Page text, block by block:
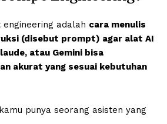
adalah cara menulis
(disebut prompt) agar alat AI
atau Gemini bisa
akurat yang sesuai kebutuhan
punya seorang asisten yang